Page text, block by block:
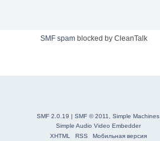
SMF spamblocked by CleanTalk
SMF 2.0.19 |SMF © 2011 ,Simple Machines
Simple Audio Video Embedder
XHTML
RSS Мобильная версия